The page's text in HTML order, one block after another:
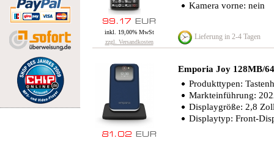
Kamera vorne: nein
inkl. 19,00% MwSt
zzgl. Versandkosten
Lieferung in 2-4 Tagen
Emporia Joy 128MB/
Produkttypen:
Markteinführung:
Displaygröße: 2,8
Displaytyp: Front-